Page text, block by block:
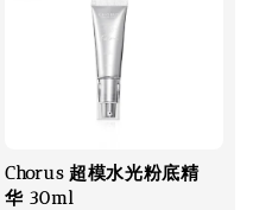
Chorus 超模水光粉底精
华 30ml